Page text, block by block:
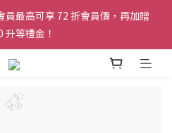
最高可享 72 折會員價，再加贈
升等禮金！
最高可享 72 折會員價，再加贈
升等禮金！
單皆可享免運服務！
員最高可享 72 折會員價，再加贈